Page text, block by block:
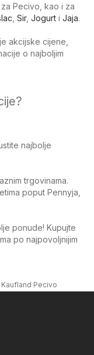
Pecivo, kao i za
Sir, Jogurt i Jaja.
akcijske cijene,
o najboljim
najbolje
trgovinama.
poput Pennyja,
ponude! Kupujte
po najpovoljnijim
Kaufland Pecivo